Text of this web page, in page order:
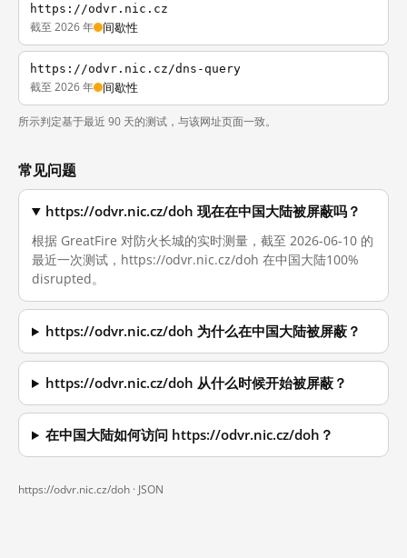
https://odvr.nic.cz
截至 2026 年 间歇性
https://odvr.nic.cz/dns-query
截至 2026 年 间歇性
所示判定基于最近 90 天的测试，与该网址页面一致。
常见问题
https://odvr.nic.cz/doh 现在在中国大陆被屏蔽吗？
根据 GreatFire 对防火长城的实时测量，截至 2026-06-10 的
最近一次测试，https://odvr.nic.cz/doh 在中国大陆100%
disrupted。
https://odvr.nic.cz/doh 为什么在中国大陆被屏蔽？
https://odvr.nic.cz/doh 从什么时候开始被屏蔽？
在中国大陆如何访问 https://odvr.nic.cz/doh？
https://odvr.nic.cz/doh · JSON